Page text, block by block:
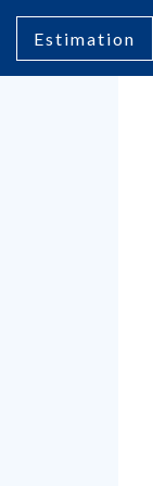
Estimation